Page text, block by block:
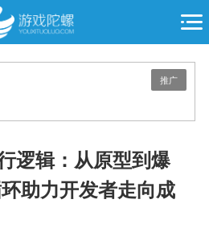
推广
逻辑：从原型到爆
助力开发者走向成